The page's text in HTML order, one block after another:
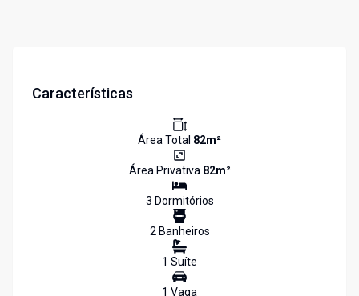
Características
Área Total 82m²
Área Privativa 82m²
3 Dormitórios
2Banheiros
1 Suíte
1 Vaga